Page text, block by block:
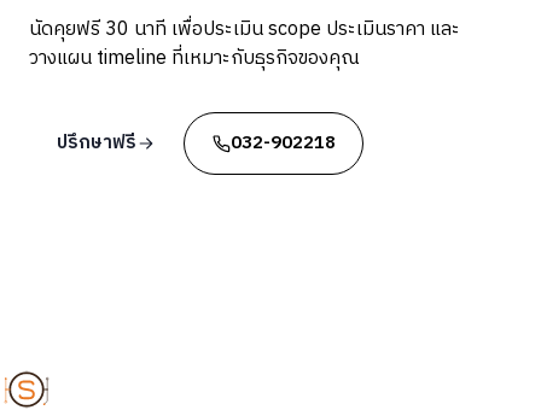
นัดคุยฟรี 30 นาที เพื่อประเมิน scope ประเมินราคา และ
วางแผน timeline ที่เหมาะกับธุรกิจของคุณ
ปรึกษาฟรี 032-902218